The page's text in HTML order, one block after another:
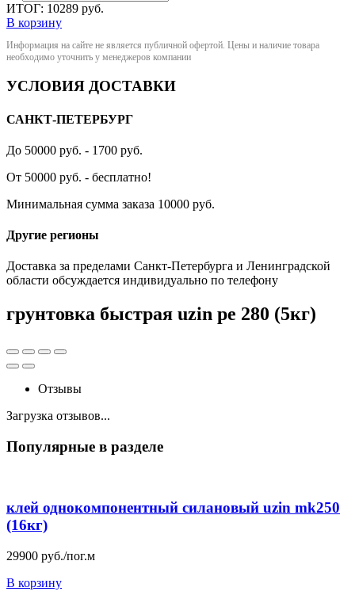
ИТОГ: 10289 руб.
В корзину
Информация на сайте не является публичной офертой. Цены и наличие товара
необходимо уточнить у менеджеров компании
УСЛОВИЯ ДОСТАВКИ
САНКТ-ПЕТЕРБУРГ
До 50000 руб. - 1700 руб.
От 50000 руб. - бесплатно!
Минимальная сумма заказа 10000 руб.
Другие регионы
Доставка за пределами Санкт-Петербурга и Ленинградской
области обсуждается индивидуально по телефону
грунтовка быстрая uzin pe 280 (5кг)
Отзывы
Загрузка отзывов...
Популярные в разделе
клей однокомпонентный силановый uzin mk250
(16кг)
29900 руб./пог.м
В корзину